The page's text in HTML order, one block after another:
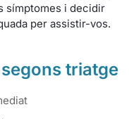
símptomes i decidir
per assistir-vos.
triatge